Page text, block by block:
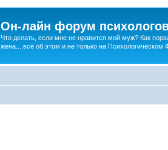
Он-лайн форум
Что делать, если мне не нравится мой муж? Как
жена... всё об этом и не только на Психологическом